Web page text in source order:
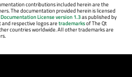
contributions included herein are the
The documentation provided herein is licensed
Documentation License version 1.3as published by
respective logos aretrademarksof The Qt
countries worldwide. All other trademarks are